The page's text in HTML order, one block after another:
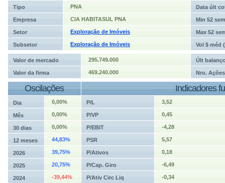
Tipo PNA Data últ
Empresa CIA HABITASUL PNA Min 52 sem
Setor Exploração de Imóveis Max 52
Subsetor Exploração de Imóveis Vol $ méd
Valor de mercado 295.749.000 Últ
Valor da firma 469.240.000 Nro. Ações
Oscilações Indicadores
Dia 0,00% P/L 3,52
Mês 0,00% P/VP 0,45
30 dias 0,00% P/EBIT -4,28
12 meses 44,83% PSR 5,57
2026 39,75% P/Ativos 0,18
2025 20,75% P/Cap. Giro -6,49
2024 -39,44% P/Ativ Circ Liq -0,34